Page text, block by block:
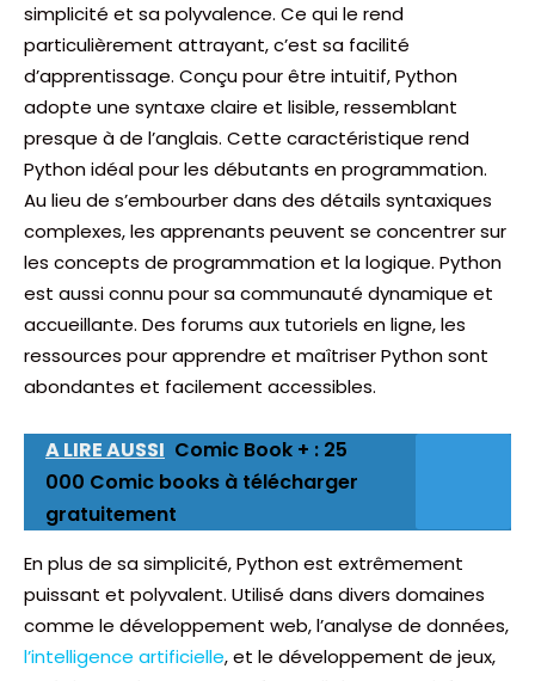
simplicité et sa polyvalence. Ce qui le rend
particulièrement attrayant, c’est sa facilité
d’apprentissage. Conçu pour être intuitif, Python
adopte une syntaxe claire et lisible, ressemblant
presque à de l’anglais. Cette caractéristique rend
Python idéal pour les débutants en programmation.
Au lieu de s’embourber dans des détails syntaxiques
complexes, les apprenants peuvent se concentrer sur
les concepts de programmation et la logique. Python
est aussi connu pour sa communauté dynamique et
accueillante. Des forums aux tutoriels en ligne, les
ressources pour apprendre et maîtriser Python sont
abondantes et facilement accessibles.
A LIRE AUSSI Comic Book + : 25
000 Comic books à télécharger
gratuitement
En plus de sa simplicité, Python est extrêmement
puissant et polyvalent. Utilisé dans divers domaines
comme le développement web, l’analyse de données,
l’intelligence artificielle, et le développement de jeux,